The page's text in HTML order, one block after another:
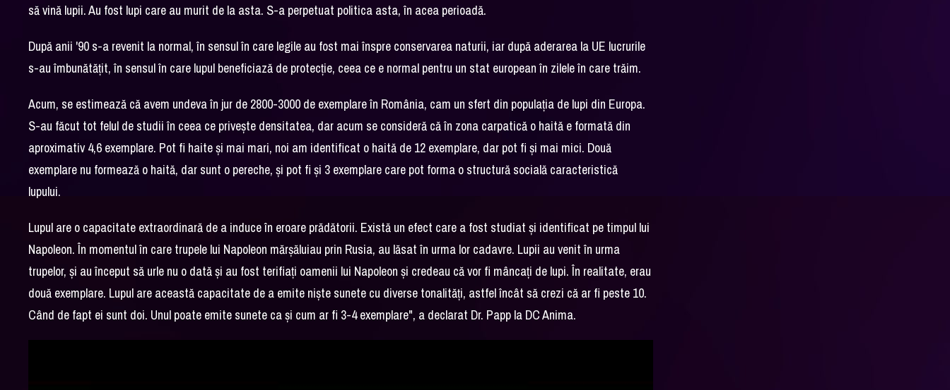
să vină lupii. Au fost lupi care au murit de la asta. S-a perpetuat politica asta, în acea perioadă.
După anii '90 s-a revenit la normal, în sensul în care legile au fost mai înspre conservarea naturii, iar după aderarea la UE lucrurile
s-au îmbunătăţit, în sensul în care lupul beneficiază de protecţie, ceea ce e normal pentru un stat european în zilele în care trăim.
Acum, se estimează că avem undeva în jur de 2800-3000 de exemplare în România, cam un sfert din populaţia de lupi din Europa.
S-au făcut tot felul de studii în ceea ce priveşte densitatea, dar acum se consideră că în zona carpatică o haită e formată din
aproximativ 4,6 exemplare. Pot fi haite şi mai mari, noi am identificat o haită de 12 exemplare, dar pot fi şi mai mici. Două
exemplare nu formează o haită, dar sunt o pereche, şi pot fi şi 3 exemplare care pot forma o structură socială caracteristică
lupului.
Lupul are o capacitate extraordinară de a induce în eroare prădătorii. Există un efect care a fost studiat şi identificat pe timpul lui
Napoleon. În momentul în care trupele lui Napoleon mărşăluiau prin Rusia, au lăsat în urma lor cadavre. Lupii au venit în urma
trupelor, şi au început să urle nu o dată şi au fost terifiaţi oamenii lui Napoleon şi credeau că vor fi mâncaţi de lupi. În realitate, erau
două exemplare. Lupul are această capacitate de a emite nişte sunete cu diverse tonalităţi, astfel încât să crezi că ar fi peste 10.
Când de fapt ei sunt doi. Unul poate emite sunete ca şi cum ar fi 3-4 exemplare", a declarat Dr. Papp la DC Anima.